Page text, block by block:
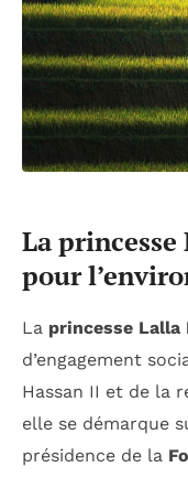
La
pour
La princesse Lalla
d’engagement
Hassan II et de la
elle se démarque
présidence de la